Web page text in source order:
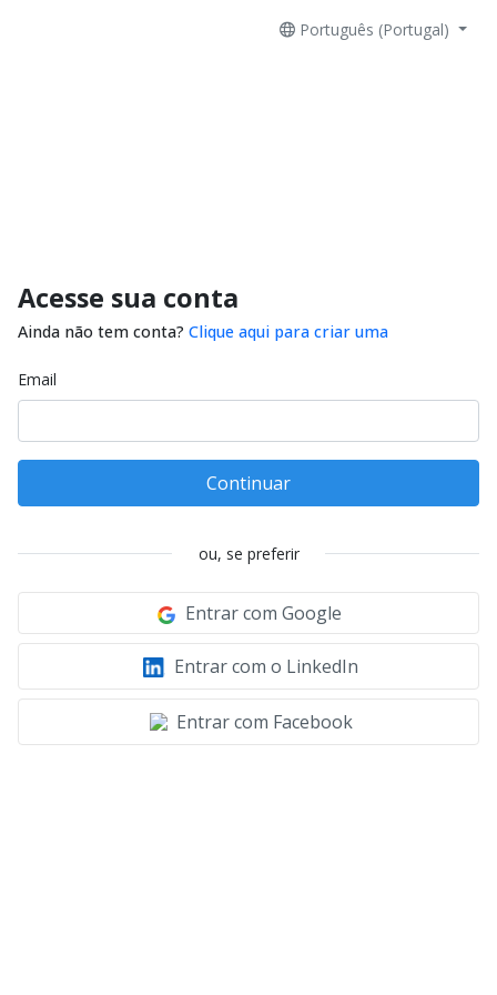
Português (Portugal)
Acesse sua conta
Ainda não tem conta? Clique aqui para criar uma
Email
Continuar
ou, se preferir
Entrar com Google
Entrar com o LinkedIn
Entrar com Facebook